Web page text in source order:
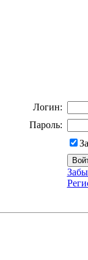
Логин:
Пароль: